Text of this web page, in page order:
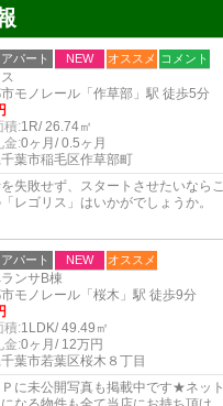
パート NEW オススメ コメント
モノレール「作草部」駅 徒歩5分
積:1R/ 26.74㎡
金:0ヶ月/ 0.5ヶ月
葉市稲毛区作草部町
失敗せず、スタートさせたいならこ
レゴリス」はいかがでしょうか。
パート NEW オススメ
ンサB棟
モノレール「桜木」駅 徒歩9分
積:1LDK/ 49.49㎡
金:0ヶ月/ 12万円
葉市若葉区桜木８丁目
に未公開写真も掲載中です★ネット